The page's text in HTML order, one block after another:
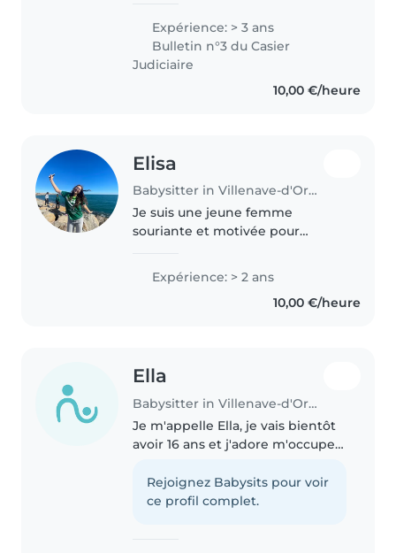
sœur de 3 ans. Je prends soin
d'elle au quotidien, je joue..
Expérience: > 3 ans
Bulletin n°3 du Casier
Judiciaire
10,00 €/heure
Elisa
Babysitter in Villenave-d'Ornon
Je suis une jeune femme
souriante et motivée pour
Je suis sportive de haut niveau et
fait mes études à côté. Je suis
organisée et dynamique. J'aime..
Expérience: > 2 ans
10,00 €/heure
Ella
Babysitter in Villenave-d'Ornon
Je m'appelle Ella, je vais bientôt
avoir 16 ans et j'adore m'occuper
général. Je me suis déjà occupée
de beaucoup d'animaux et
Rejoignez Babysits pour voir
ce profil complet.